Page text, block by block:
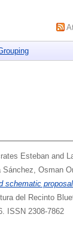
Esteban and
Sánchez, Osman
schematic
del Recinto
ISSN 2308-7862